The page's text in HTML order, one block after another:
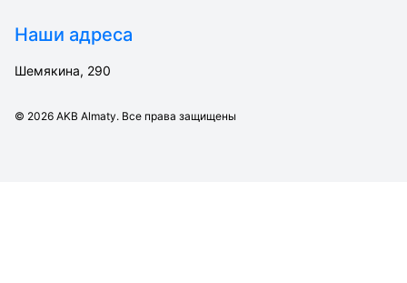
Наши адреса
Шемякина, 290
© 2026 AKB Almaty. Все права защищены